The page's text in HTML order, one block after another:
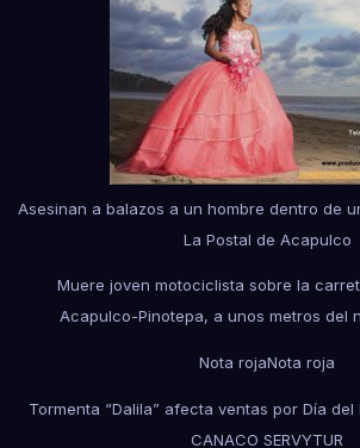
Asesinan a balazos a un hombre dentro de
La Postal de Acapulco
Muere joven motociclista sobre la
Acapulco-Pinotepa, a unos metros del
Nota rojaNota roja
Tormenta “Dalila” afecta ventas por Día
CANACO SERVYTUR